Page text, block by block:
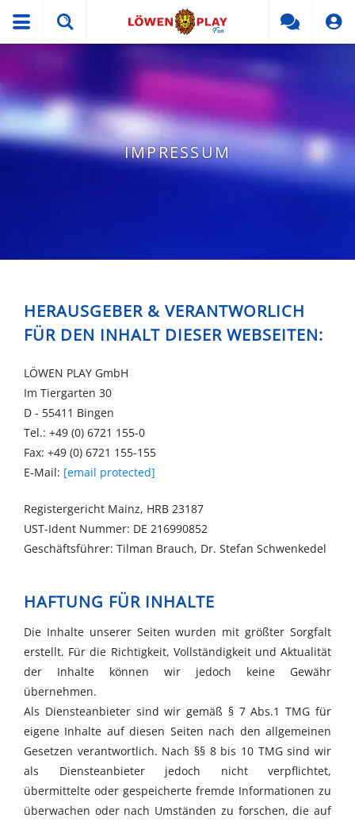
IMPRESSUM
HERAUSGEBER & VERANTWORLICH
FÜR DEN INHALT DIESER WEBSEITEN:
LÖWEN PLAY GmbH
Im Tiergarten 30
D - 55411 Bingen
Tel.: +49 (0) 6721 155-0
Fax: +49 (0) 6721 155-155
E-Mail: [email protected]
Registergericht Mainz, HRB 23187
UST-Ident Nummer: DE 216990852
Geschäftsführer: Tilman Brauch, Dr. Stefan Schwenkedel
HAFTUNG FÜR INHALTE
Die Inhalte unserer Seiten wurden mit größter Sorgfalt
erstellt. Für die Richtigkeit, Vollständigkeit und Aktualität
der Inhalte können wir jedoch keine Gewähr
übernehmen.
Als Diensteanbieter sind wir gemäß § 7 Abs.1 TMG für
eigene Inhalte auf diesen Seiten nach den allgemeinen
Gesetzen verantwortlich. Nach §§ 8 bis 10 TMG sind wir
als Diensteanbieter jedoch nicht verpflichtet,
übermittelte oder gespeicherte fremde Informationen zu
überwachen oder nach Umständen zu forschen, die auf